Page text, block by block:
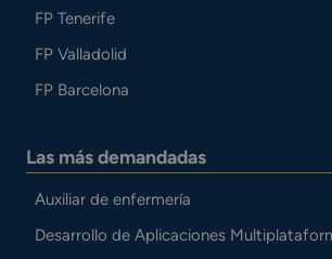
FP Tenerife
FP Valladolid
FP Barcelona
Las más demandadas
Auxiliar de enfermería
Desarrollo de Aplicaciones